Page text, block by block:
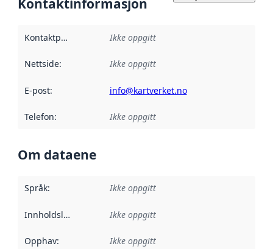
Kontaktinformasjon
Kontaktpunkt Ikke oppgitt
Nettside: Ikke oppgitt
E-post: info@kartverket.no
Telefon: Ikke oppgitt
Om dataene
Språk: Ikke oppgitt
Innholdsleverandører :
Ikke oppgitt
Opphav: Ikke oppgitt